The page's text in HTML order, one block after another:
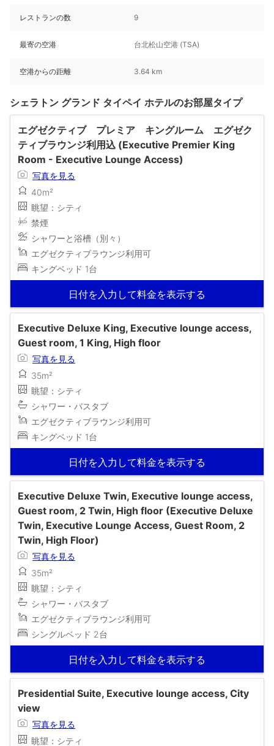
レストランの数 9
最寄の空港 台北松山空港 (TSA)
空港からの距離 3.64 km
シェラトン グランド タイペイ ホテルのお部屋タイプ
エグゼクティブ プレミア キングルーム エグゼク
ティブラウンジ利用込 (Executive Premier King
Room - Executive Lounge Access)
写真を見る
40m²
眺望：シティ
禁煙
シャワーと浴槽（別々）
エグゼクティブラウンジ利用可
キングベッド 1台
日付を入力して料金を表示する
Executive Deluxe King, Executive lounge access,
Guest room, 1 King, High floor
写真を見る
35m²
眺望：シティ
シャワー・バスタブ
エグゼクティブラウンジ利用可
キングベッド 1台
日付を入力して料金を表示する
Executive Deluxe Twin, Executive lounge access,
Guest room, 2 Twin, High floor (Executive Deluxe
Twin, Executive Lounge Access, Guest Room, 2
Twin, High Floor)
写真を見る
35m²
眺望：シティ
シャワー・バスタブ
エグゼクティブラウンジ利用可
シングルベッド 2台
日付を入力して料金を表示する
Presidential Suite, Executive lounge access, City
view
写真を見る
眺望：シティ